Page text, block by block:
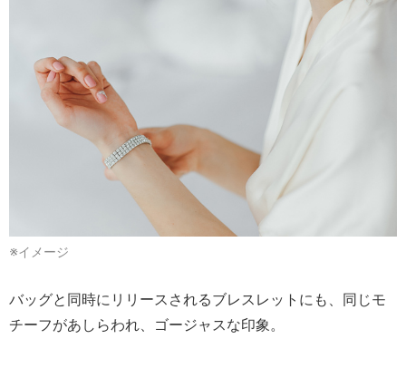
※イメージ
バッグと同時にリリースされるブレスレットにも、同じモ
チーフがあしらわれ、ゴージャスな印象。